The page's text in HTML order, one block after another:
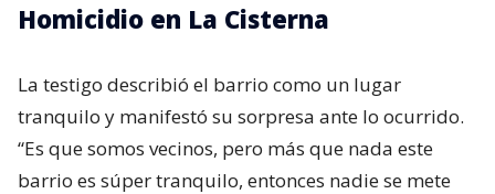
Homicidio en La Cisterna
La testigo describió el barrio como un lugar
tranquilo y manifestó su sorpresa ante lo ocurrido.
“Es que somos vecinos, pero más que nada este
barrio es súper tranquilo, entonces nadie se mete